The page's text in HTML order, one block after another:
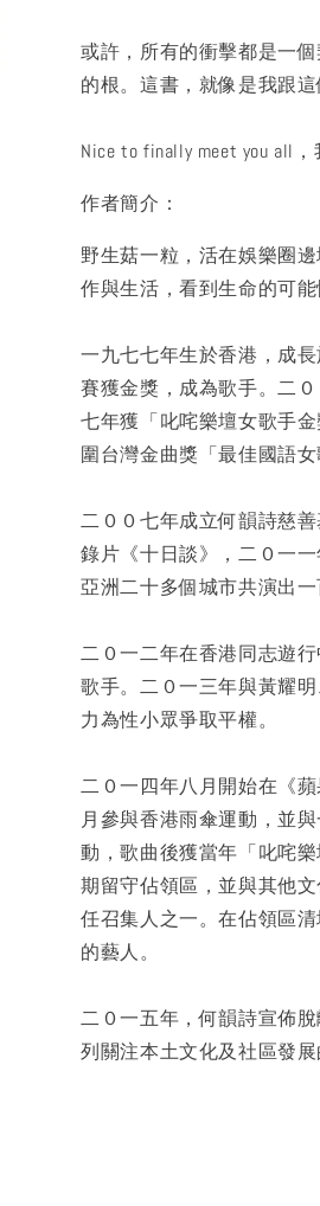
或許，所有的衝擊都是一
的根。這書，就像是我跟
Nice to finally meet you all
作者簡介：
野生菇一粒，活在娛樂圈
作與生活，看到生命的可
一九七七年生於香港，成
賽獲金獎，成為歌手。二
七年獲「叱咤樂壇女歌手
圍台灣金曲獎「最佳國語女
二００七年成立何韻詩慈
錄片《十日談》，二０一
亞洲二十多個城市共演出一
二０一二年在香港同志遊
歌手。二０一三年與黃耀
力為性小眾爭取平權。
二０一四年八月開始在《
月參與香港雨傘運動，並
動，歌曲後獲當年「叱咤
期留守佔領區，並與其他
任召集人之一。在佔領區
的藝人。
二０一五年，何韻詩宣佈
列關注本土文化及社區發